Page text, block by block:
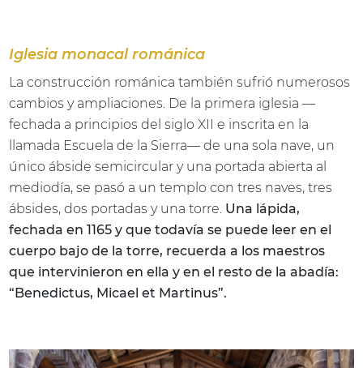
Iglesia monacal románica
La construcción románica también sufrió numerosos
cambios y ampliaciones. De la primera iglesia —
fechada a principios del siglo XII e inscrita en la
llamada Escuela de la Sierra— de una sola nave, un
único ábside semicircular y una portada abierta al
mediodía, se pasó a un templo con tres naves, tres
ábsides, dos portadas y una torre. Una lápida,
fechada en 1165 y que todavía se puede leer en el
cuerpo bajo de la torre, recuerda a los maestros
que intervinieron en ella y en el resto de la abadía:
“Benedictus, Micael et Martinus”.